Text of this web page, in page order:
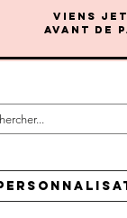
Viens
avant de